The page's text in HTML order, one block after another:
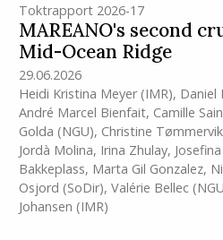
Toktrapport 2026-17
MAREANO's second
Mid-Ocean Ridge
29.06.2026
Heidi Kristina Meyer(IMR), Daniel
André Marcel Bienfait, Camille
Golda (NGU), Christine
Jordà Molina, Irina Zhulay,
Bakkeplass, Marta Gil Gonzalez,
Osjord (SoDir), Valérie Bellec
Johansen (IMR)